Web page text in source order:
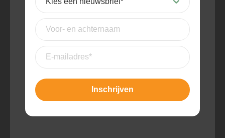
een
nieuwsbrief(Vereist)
Voor-
en
achternaam
E-
mailadres(Vereist)